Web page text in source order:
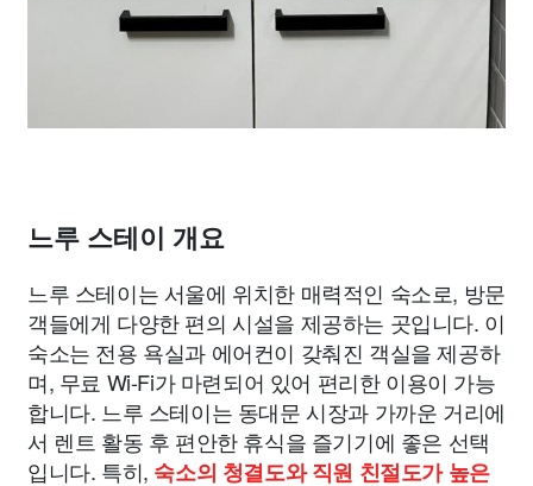
느루 스테이 개요
느루 스테이는 서울에 위치한 매력적인 숙소로, 방문
객들에게 다양한 편의 시설을 제공하는 곳입니다. 이
숙소는 전용 욕실과 에어컨이 갖춰진 객실을 제공하
며, 무료 Wi-Fi가 마련되어 있어 편리한 이용이 가능
합니다. 느루 스테이는 동대문 시장과 가까운 거리에
서 렌트 활동 후 편안한 휴식을 즐기기에 좋은 선택
입니다. 특히, 숙소의 청결도와 직원 친절도가 높은